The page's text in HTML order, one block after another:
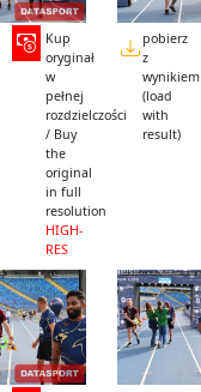
Kup
oryginał
w
pełnej
rozdzielczości
/ Buy
the
original
in full
resolution
HIGH-
RES
pobierz
z
wynikiem
(load
with
result)